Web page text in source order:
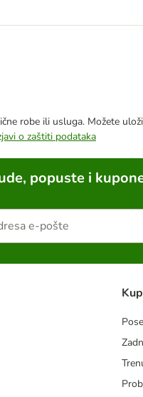
robe ili usluga. Možete
o zaštiti podataka
popuste i